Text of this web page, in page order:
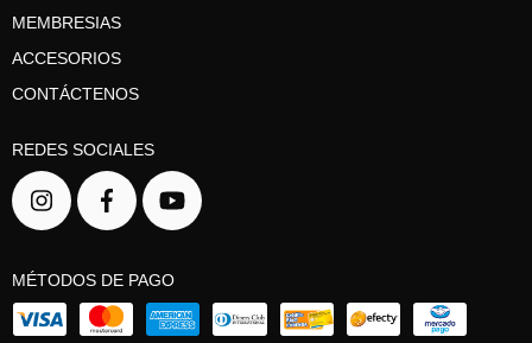
MEMBRESIAS
ACCESORIOS
CONTÁCTENOS
REDES SOCIALES
MÉTODOS DE PAGO